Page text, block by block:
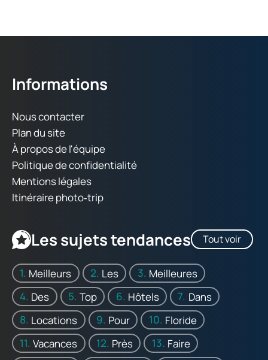
Informations
Nous contacter
Plan du site
À propos de l'équipe
Politique de confidentialité
Mentions légales
Itinéraire photo‑trip
Les sujets tendances Tout voir
Meilleurs Les
Meilleures
Des
Top Hôtels
Dans
Locations
Pour
Floride
Vacances
Près
Faire